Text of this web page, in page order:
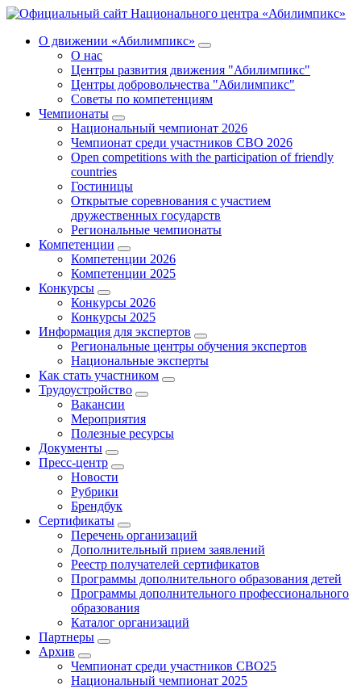
О движении «Абилимпикс»
О нас
Центры развития движения "Абилимпикс"
Центры добровольчества "Абилимпикс"
Советы по компетенциям
Чемпионаты
Национальный чемпионат 2026
Чемпионат среди участников СВО 2026
Open competitions with the participation of friendly
countries
Гостиницы
Открытые соревнования с участием
дружественных государств
Региональные чемпионаты
Компетенции
Компетенции 2026
Компетенции 2025
Конкурсы
Конкурсы 2026
Конкурсы 2025
Информация для экспертов
Региональные центры обучения экспертов
Национальные эксперты
Как стать участником
Трудоустройство
Вакансии
Мероприятия
Полезные ресурсы
Документы
Пресс-центр
Новости
Рубрики
Брендбук
Сертификаты
Перечень организаций
Дополнительный прием заявлений
Реестр получателей сертификатов
Программы дополнительного образования детей
Программы дополнительного профессионального
образования
Каталог организаций
Партнеры
Архив
Чемпионат среди участников СВО25
Национальный чемпионат 2025